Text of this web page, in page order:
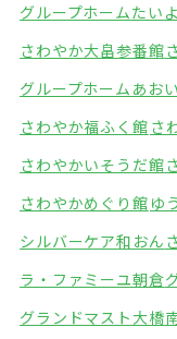
グループホームたい
さわやか大畠参番館
グループホームあお
さわやか福ふく館 さ
さわやかいそうだ館
さわやかめぐり館 ゆ
シルバーケア和おん
ラ・ファミーユ朝倉
グランドマスト大橋